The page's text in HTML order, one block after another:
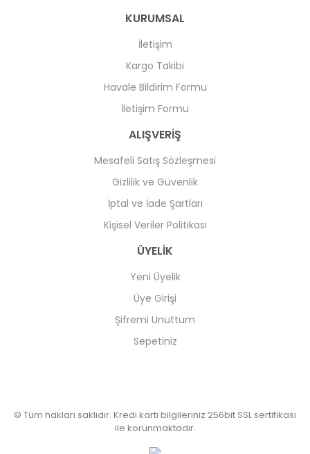
KURUMSAL
İletişim
Kargo Takibi
Havale Bildirim Formu
İletişim Formu
ALIŞVERİŞ
Mesafeli Satış Sözleşmesi
Gizlilik ve Güvenlik
İptal ve İade Şartları
Kişisel Veriler Politikası
ÜYELİK
Yeni Üyelik
Üye Girişi
Şifremi Unuttum
Sepetiniz
© Tüm hakları saklıdır. Kredi kartı bilgileriniz 256bit SSL sertifikası
ile korunmaktadır.